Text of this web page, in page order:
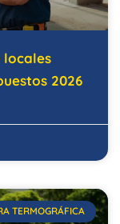
locales
2026
TERMOGRÁFICA